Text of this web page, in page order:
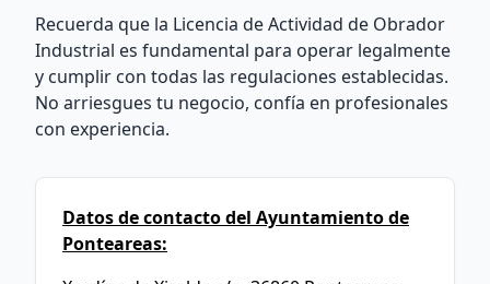
Recuerda que la Licencia de Actividad de Obrador
Industrial es fundamental para operar legalmente
y cumplir con todas las regulaciones establecidas.
No arriesgues tu negocio, confía en profesionales
con experiencia.
Datos de contacto del Ayuntamiento de
Ponteareas: